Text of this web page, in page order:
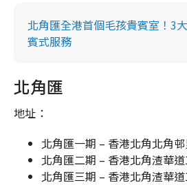
北角匯全港首個毛孩貴賓室！3
賓式服務
北角匯
地址：
北角匯一期 – 香港北角北角
北角匯二期 – 香港北角渣華
北角匯三期 – 香港北角渣華